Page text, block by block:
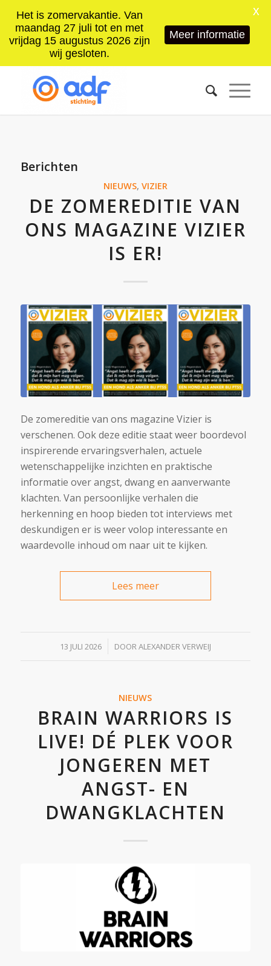
Berichten
NIEUWS, VIZIER
DE ZOMEREDITIE VAN
ONS MAGAZINE VIZIER
IS ER!
De zomereditie van ons magazine Vizier is
verschenen. Ook deze editie staat weer boordevol
inspirerende ervaringsverhalen, actuele
wetenschappelijke inzichten en praktische
informatie over angst, dwang en aanverwante
klachten. Van persoonlijke verhalen die
herkenning en hoop bieden tot interviews met
deskundigen er is weer volop interessante en
waardevolle inhoud om naar uit te kijken.
Lees meer
13 JULI 2026
/ DOORALEXANDER VERWEIJ
NIEUWS
BRAIN WARRIORS IS
LIVE! DÉ PLEK VOOR
JONGEREN MET
ANGST- EN
DWANGKLACHTEN
Het is zomervakantie. Van
maandag 27 juli tot en met
vrijdag 15 augustus 2026 zijn
wij gesloten.
Meer informatie
X